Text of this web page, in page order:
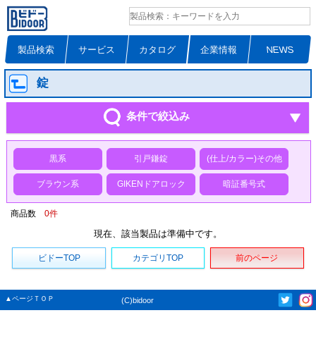
製品検索 サービス カタログ 企業情報 NEWS
錠
条件で絞込み
黒系 引戸鎌錠 (仕上/カラー)その他
ブラウン系 GIKENドアロック 暗証番号式
商品数 0件
現在、該当製品は準備中です。
ビドーTOP カテゴリTOP 前のページ
▲ページＴＯＰ (C)bidoor